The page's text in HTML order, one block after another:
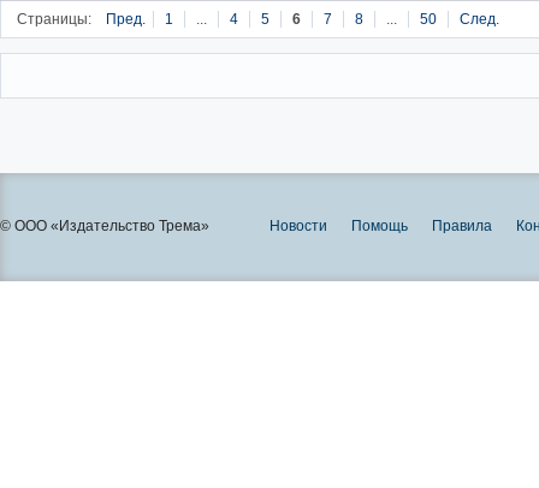
Страницы: Пред. 1 4 5 6 7 8 50 След.
© ООО «Издательство Трема» Новости Помощь Правила